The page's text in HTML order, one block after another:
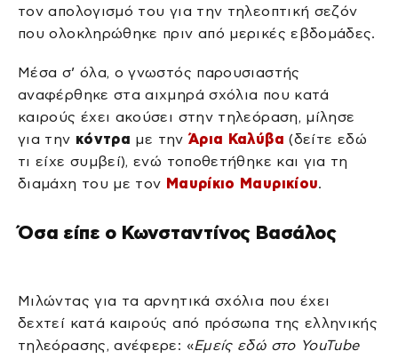
τον απολογισμό του για την τηλεοπτική σεζόν
που ολοκληρώθηκε πριν από μερικές εβδομάδες.
Μέσα σ’ όλα, ο γνωστός παρουσιαστής
αναφέρθηκε στα αιχμηρά σχόλια που κατά
καιρούς έχει ακούσει στην τηλεόραση, μίλησε
για την κόντρα με την Άρια Καλύβα (δείτε εδώ
τι είχε συμβεί), ενώ τοποθετήθηκε και για τη
διαμάχη του με τον Μαυρίκιο Μαυρικίου.
Όσα είπε ο Κωνσταντίνος Βασάλος
Μιλώντας για τα αρνητικά σχόλια που έχει
δεχτεί κατά καιρούς από πρόσωπα της ελληνικής
τηλεόρασης, ανέφερε: «Εμείς εδώ στο YouTube